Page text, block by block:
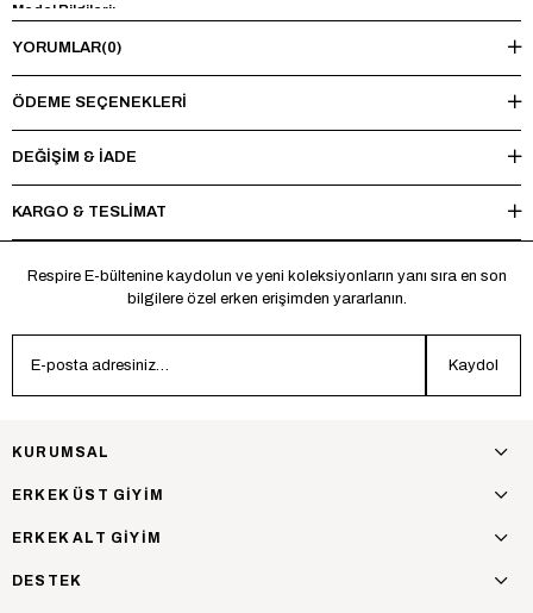
Model Bilgileri:
Boy 185 cm - Kilo 73 kg - Manken üzerinde M beden mevcuttur.
Yıkama Talimatı:
Maksimum 30°C’de tersten yıkayınız, ağartıcı ve kurutucu kullanmayınız.
Ütüleme sırasında baskı ve nakışlı bölgelere doğrudan ısı uygulamaktan
*Made in Türkiye
YORUMLAR(0)
ÖDEME SEÇENEKLERI
DEĞİŞİM & İADE
KARGO & TESLİMAT
Respire E-bültenine kaydolun ve yeni koleksiyonların yanı sıra en son
bilgilere özel erken erişimden yararlanın.
Kaydol
KURUMSAL
ERKEK ÜST GİYİM
ERKEK ALT GİYİM
DESTEK